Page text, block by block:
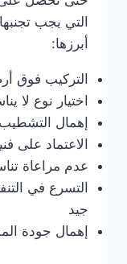
التي يجب
أبرزها:
التركيب فوق
اختيار نوع لا
إهمال التشطيب
الاعتماد على
عدم مراعاة
التسرع في
جيد
إهمال جودة